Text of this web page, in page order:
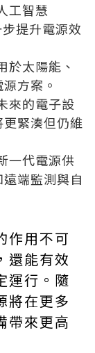
工智慧
提升電源效
於太陽能、
方案。
來的電子設
緊湊但仍維
一代電源供
端監測與自
作用不可
還能有效
運行。隨
將在更多
帶來更高